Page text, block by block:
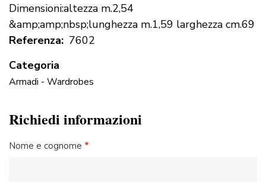
Dimensioni:altezza m.2,54
&amp;amp;nbsp;lunghezza m.1,59 larghezza cm.69
Referenza
7602
Categoria
Armadi - Wardrobes
Richiedi informazioni
Nome e cognome